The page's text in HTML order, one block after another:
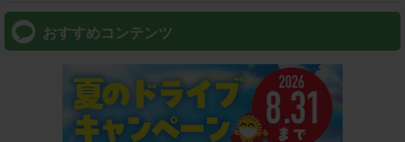
おすすめコンテンツ